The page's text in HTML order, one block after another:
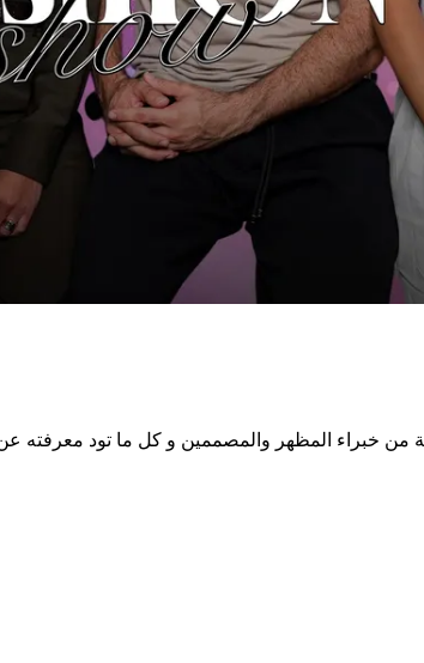
من خبراء المظهر والمصممين و كل ما تود معرفته